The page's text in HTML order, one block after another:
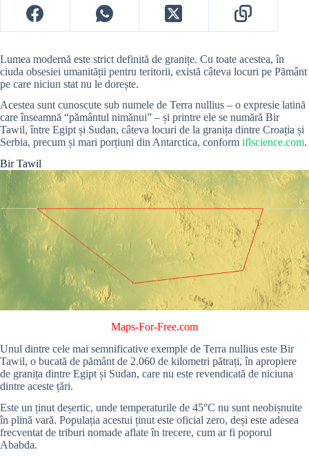
Lumea modernă este strict definită de granițe. Cu toate acestea, în
ciuda obsesiei umanității pentru teritorii, există câteva locuri pe Pământ
pe care niciun stat nu le dorește.
Acestea sunt cunoscute sub numele de Terra nullius – o expresie latină
care înseamnă “pământul nimănui” – și printre ele se numără Bir
Tawil, între Egipt și Sudan, câteva locuri de la granița dintre Croația și
Serbia, precum și mari porțiuni din Antarctica, conform iflscience.com.
Bir Tawil
Maps-For-Free.com
Unul dintre cele mai semnificative exemple de Terra nullius este Bir
Tawil, o bucată de pământ de 2.060 de kilometri pătrați, în apropiere
de granița dintre Egipt și Sudan, care nu este revendicată de niciuna
dintre aceste țări.
Este un ținut deșertic, unde temperaturile de 45°C nu sunt neobișnuite
în plină vară. Populația acestui ținut este oficial zero, deși este adesea
frecventat de triburi nomade aflate în trecere, cum ar fi poporul
Ababda.